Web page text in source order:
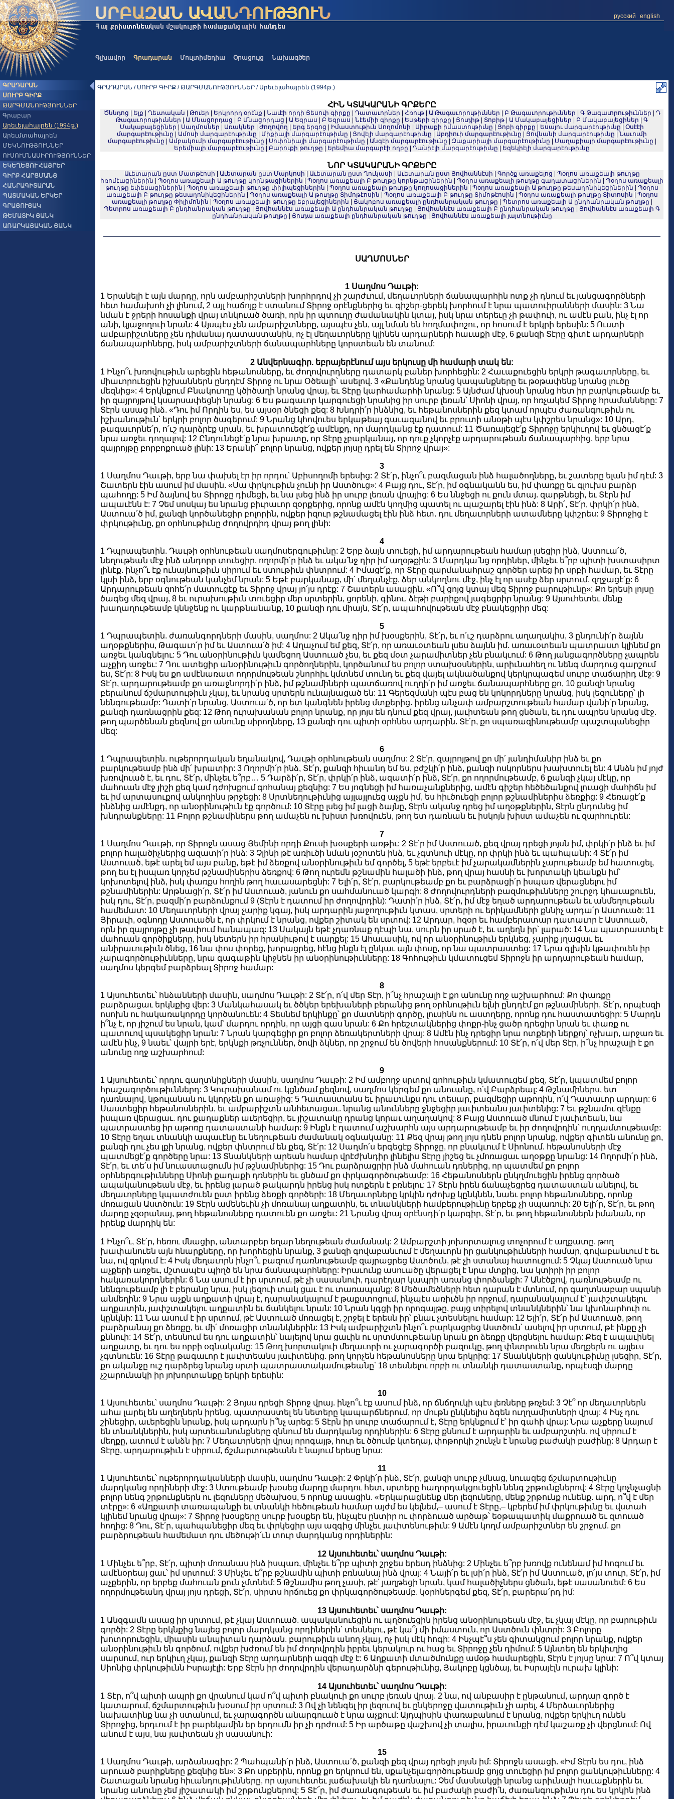
Գլխավոր Գրադարան Մուլտիմեդիա Օրացույց Նախագծեր
русский english
ԳՐԱԴԱՐԱՆ
ՍՈՒՐԲ ԳԻՐՔ
ԹԱՐԳՄԱՆՈՒԹՅՈՒՆՆԵՐ
Գրաբար
Արեւելահայրեն (1994թ.)
Արեւմտահայրեն
ՄԵԿՆՈՒԹՅՈՒՆՆԵՐ
ՈՒՍՈՒՄՆԱՍԻՐՈՒԹՅՈՒՆՆԵՐ
ԵԿԵՂԵՑՈՒ ՀԱՅՐԵՐ
ԳԻՐՔ ՀԱՐՑՄԱՆՑ
ՀԱՆՐԱԳԻՏԱՐԱՆ
ՊԱՏՄԱԿԱՆ ԵՐԿԵՐ
ԳՐԱՑՈՒՑԱԿ
ԹԵՄԱՏԻԿ ՑԱՆԿ
ԱՌԱՐԿԱՅԱԿԱՆ ՑԱՆԿ
ԳՐԱԴԱՐԱՆ / ՍՈՒՐԲ ԳԻՐՔ / ԹԱՐԳՄԱՆՈՒԹՅՈՒՆՆԵՐ / Արեւելահայրեն (1994թ.)
ՀԻՆ ԿՏԱԿԱՐԱՆԻ ԳՐՔԵՐԸ
Ծննդոց Ելք Ղեւտական Թուեր Երկրորդ օրէնք Նաւէի որդի Յեսուի գիրքը Դատաւորներ Հռութ| Ա Թագաւորութիւններ Բ Թագաւորութիւններ Գ Թագաւորութիւններ
Դ
Թագաւորութիւններ
Ա Մնացորդաց Բ Մնացորդաց Ա Եզրաս Բ Եզրաս Նէեմիի գիրքը Եսթերի գիրքը Յուդիթ Տոբիթ Ա Մակաբայեցիներ Բ Մակաբայեցիներ
Գ
Մակաբայեցիներ
Սաղմոսներ Առակներ Ժողովող Երգ երգոց Իմաստութիւն Սողոմոնի Սիրաքի իմաստութիւնը Յոբի գիրքը Եսայու մարգարէութիւնը
Օսէէի
մարգարէութիւնը
Ամոսի մարգարէութիւնը Միքիայի մարգարէութիւնը Յովէլի մարգարէութիւնը Աբդիուի մարգարէութիւնը Յովնանի մարգարէութիւնը
Նաւումի
մարգարէութիւնը
Ամբակումի մարգարէութիւնը Սոփոնիայի մարգարէութիւնը Անգէի մարգարէութիւնը Զաքարիայի մարգարէութիւնը Մաղաքիայի մարգարէութիւնը
Երեմիայի մարգարէութիւնը
Բարուքի թուղթը Երեմիա մարգարէի ողբը Դանիէլի մարգարէութիւնը Եզեկիէլի մարգարէութիւնը
ՆՈՐ ԿՏԱԿԱՐԱՆԻ ԳՐՔԵՐԸ
Աւետարան ըստ Մատթէոսի Աւետարան ըստ Մարկոսի Աւետարան ըստ Ղուկասի Աւետարան ըստ Յովհաննէսի Գործք առաքելոց
Պօղոս առաքեալի թուղթը
հռոմէացիներին
Պօղոս առաքեալի Ա թուղթը կորնթացիներին Պօղոս առաքեալի Բ թուղթը կորնթացիներին Պօղոս առաքեալի թուղթը գաղատացիներին
Պօղոս առաքեալի
թուղթը եփեսացիներին
Պօղոս առաքեալի թուղթը փիլիպեցիներին Պօղոս առաքեալի թուղթը կողոսացիներին Պօղոս առաքեալի Ա թուղթը թեսաղոնիկեցիներին
Պօղոս
առաքեալի Բ թուղթը թեսաղոնիկեցիներին
Պօղոս առաքեալի Ա թուղթը Տիմոթէոսին Պօղոս առաքեալի Բ թուղթը Տիմոթէոսին Պօղոս առաքեալի թուղթը Տիտոսին
Պօղոս
առաքեալի թուղթը Փիլիմոնին
Պօղոս առաքեալի թուղթը եբրայեցիներին Յակոբոս առաքեալի ընդհանրական թուղթը Պետրոս առաքեալի Ա ընդհանրական թուղթը
Պետրոս առաքեալի Բ ընդհանրական թուղթը
Յովհաննէս առաքեալի Ա ընդհանրական թուղթը Յովհաննէս առաքեալի Բ ընդհանրական թուղթը
Յովհաննէս առաքեալի Գ
ընդհանրական թուղթը
Յուդա առաքեալի ընդհանրական թուղթը Յովհաննէս առաքեալի յայտնութիւնը
ՍԱՂՄՈՍՆԵՐ
1 Սաղմոս Դաւթի:
1 Երանելի է այն մարդը, որն ամբարիշտների խորհրդով չի շարժւում, մեղաւորների ճանապարհին ոտք չի դնում եւ յանցագործների
հետ համախոհ չի լինում, 2 այլ հաճոյք է ստանում Տիրոջ օրէնքներից եւ գիշեր-ցերեկ խորհում է նրա պատուիրանների մասին: 3 Նա
նման է ջրերի հոսանքի վրայ տնկուած ծառի, որն իր պտուղը ժամանակին կտայ, իսկ նրա տերեւը չի թափուի, ու ամէն բան, ինչ էլ որ
անի, կյաջողուի նրան: 4 Այսպէս չեն ամբարիշտները, այսպէս չեն, այլ նման են հողմափոշու, որ հոսում է երկրի երեսին: 5 Ուստի
ամբարիշտները չեն դիմանայ դատաստանին, ոչ էլ մեղաւորները կլինեն արդարների հաւաքի մէջ, 6 քանզի Տէրը գիտէ արդարների
ճանապարհները, իսկ ամբարիշտների ճանապարհները կորստեան են տանում:
2 Անվերնագիր. եբրայերէնում այս երկուսը մի համարի տակ են:
1 Ինչո՞ւ խռովութիւն արեցին հեթանոսները, եւ ժողովուրդները դատարկ բաներ խորհեցին: 2 Հաւաքուեցին երկրի թագաւորները, եւ
միաւորուեցին իշխաններն ընդդէմ Տիրոջ ու նրա Օծեալի՝ ասելով. 3 «Քանդենք նրանց կապանքները եւ թօթափենք նրանց լուծը
մեզնից»: 4 Երկնքում Բնակուողը կծիծաղի նրանց վրայ, եւ Տէրը կարհամարհի նրանց: 5 Այնժամ կխօսի նրանց հետ իր բարկութեամբ եւ
իր զայրոյթով կսարսափեցնի նրանց: 6 Ես թագաւոր կարգուեցի նրանից իր սուրբ լեռան՝ Սիոնի վրայ, որ հռչակեմ Տիրոջ հրամանները: 7
Տէրն ասաց ինձ. «Դու իմ Որդին ես, ես այսօր ծնեցի քեզ: 8 Խնդրի՛ր ինձնից, եւ հեթանոսներին քեզ կտամ որպէս ժառանգութիւն ու
իշխանութիւն՝ երկրի բոլոր ծագերում: 9 Նրանց կհովուես երկաթեայ գաւազանով եւ բրուտի անօթի պէս կփշրես նրանց»: 10 Արդ,
թագաւորնե՛ր, ո՛ւշ դարձրէք սրան, եւ խրատուեցէ՛ք ամէնքդ, որ մարդկանց էք դատում: 11 Ծառայեցէ՛ք Տիրոջը երկիւղով եւ ցնծացէ՛ք
նրա առջեւ դողալով: 12 Ընդունեցէ՛ք նրա խրատը, որ Տէրը չբարկանայ, որ դուք չկորչէք արդարութեան ճանապարհից, երբ նրա
զայրոյթը բորբոքուած լինի: 13 Երանի՜ բոլոր նրանց, ովքեր յոյսը դրել են Տիրոջ վրայ»:
3
1 Սաղմոս Դաւթի, երբ նա փախել էր իր որդու՝ Աբիսողոմի երեսից: 2 Տէ՛ր, ինչո՞ւ բազմացան ինձ հալածողները, եւ շատերը ելան իմ դէմ: 3
Շատերն էին ասում իմ մասին. «Սա փրկութիւն չունի իր Աստծուց»: 4 Բայց դու, Տէ՛ր, իմ օգնականն ես, իմ փառքը եւ գլուխս բարձր
պահողը: 5 Իմ ձայնով ես Տիրոջը դիմեցի, եւ նա լսեց ինձ իր սուրբ լեռան վրայից: 6 Ես ննջեցի ու քուն մտայ. զարթնեցի, եւ Տէրն իմ
ապաւէնն է: 7 Չեմ սոսկայ ես նրանց բիւրաւոր զօրքերից, որոնք ամէն կողմից պատել ու պաշարել էին ինձ: 8 Արի՛, Տէ՛ր, փրկի՛ր ինձ,
Աստուա՛ծ իմ, քանզի կործանեցիր բոլորին, ովքեր իզուր թշնամացել էին ինձ հետ. դու մեղաւորների ատամները կփշրես: 9 Տիրոջից է
փրկութիւնը, քո օրհնութիւնը ժողովրդիդ վրայ թող լինի:
4
1 Դպրապետին. Դաւթի օրհնութեան սաղմոսերգութիւնը: 2 Երբ ձայն տուեցի, իմ արդարութեան համար լսեցիր ինձ, Աստուա՛ծ,
նեղութեան մէջ ինձ անդորր տուեցիր. ողորմի՛ր ինձ եւ ակա՛նջ դիր իմ աղօթքին: 3 Մարդկա՛նց որդիներ, մինչեւ ե՞րբ պիտի խստասիրտ
լինէք. ինչո՞ւ էք ունայնութիւն սիրում եւ ստութիւն փնտրում: 4 Իմացէ՛ք, որ Տէրը զարմանահրաշ գործեր արեց իր սրբի համար, եւ Տէրը
կլսի ինձ, երբ օգնութեան կանչեմ նրան: 5 Եթէ բարկանաք, մի՛ մեղանչէք, ձեր անկողնու մէջ, ինչ էլ որ ասէք ձեր սրտում, զղջացէ՛ք: 6
Արդարութեան զոհե՛ր մատուցէք եւ Տիրոջ վրայ յո՛յս դրէք: 7 Շատերն ասացին. «Ո՞վ ցոյց կտայ մեզ Տիրոջ բարութիւնը»: Քո երեսի լոյսը
ծագեց մեզ վրայ, 8 եւ ուրախութիւն տուեցիր մեր սրտերին, ցորենի, գինու, ձէթի բարիքով յագեցրիր նրանց: 9 Այսուհետեւ մենք
խաղաղութեամբ կննջենք ու կարթնանանք, 10 քանզի դու միայն, Տէ՛ր, ապահովութեան մէջ բնակեցրիր մեզ:
5
1 Դպրապետին. ժառանգորդների մասին, սաղմոս: 2 Ակա՛նջ դիր իմ խօսքերին, Տէ՛ր, եւ ո՛ւշ դարձրու աղաղակիս, 3 ընդունի՛ր ձայնն
աղօթքներիս, Թագաւո՛ր իմ եւ Աստուա՛ծ իմ: 4 Աղաչում եմ քեզ, Տէ՛ր, որ առաւօտեան լսես ձայնն իմ. առաւօտեան պատրաստ կլինեմ քո
առջեւ կանգնելու: 5 Դու անօրինութիւն կամեցող Աստուած չես, եւ քեզ մօտ չարամիտներ չեն բնակւում: 6 Թող յանցագործները չապրեն
աչքիդ առջեւ: 7 Դու ատեցիր անօրինութիւն գործողներին, կործանում ես բոլոր ստախօսներին, արիւնահեղ ու նենգ մարդուց գարշում
ես, Տէ՛ր: 8 Իսկ ես քո ամէնառատ ողորմութեան շնորհիւ կմտնեմ տունդ եւ քեզ վայել ակնածանքով կերկրպագեմ սուրբ տաճարիդ մէջ: 9
Տէ՛ր, արդարութեամբ քո առաջնորդի՛ր ինձ, իմ թշնամիների պատճառով ուղղի՛ր իմ առջեւ ճանապարհները քո, 10 քանզի նրանց
բերանում ճշմարտութիւն չկայ, եւ նրանց սրտերն ունայնացած են: 11 Գերեզմանի պէս բաց են կոկորդները նրանց, իսկ լեզուները՝ լի
նենգութեամբ: Դատի՛ր նրանց, Աստուա՛ծ, որ ետ կանգնեն իրենց մտքերից. իրենց անչափ ամբարշտութեան համար վանի՛ր նրանց,
քանզի դառնացրին քեզ: 12 Թող ուրախանան բոլոր նրանք, որ յոյս են դնում քեզ վրայ, յաւիտեան թող ցնծան, եւ դու ապրես նրանց մէջ.
թող պարծենան քեզնով քո անունը սիրողները, 13 քանզի դու պիտի օրհնես արդարին. Տէ՛ր, քո սպառազինութեամբ պաշտպանեցիր
մեզ:
6
1 Դպրապետին. ութերորդական եղանակով, Դաւթի օրհնութեան սաղմոս: 2 Տէ՛ր, զայրոյթով քո մի՛ յանդիմանիր ինձ եւ քո
բարկութեամբ ինձ մի՛ խրատիր: 3 Ողորմի՛ր ինձ, Տէ՛ր, քանզի հիւանդ եմ ես, բժշկի՛ր ինձ, քանզի ոսկորներս խախտուել են: 4 Անձն իմ յոյժ
խռովուած է, եւ դու, Տէ՛ր, մինչեւ ե՞րբ… 5 Դարձի՛ր, Տէ՛ր, փրկի՛ր ինձ, ազատի՛ր ինձ, Տէ՛ր, քո ողորմութեամբ, 6 քանզի չկայ մէկը, որ
մահուան մէջ յիշի քեզ կամ դժոխքում գոհանայ քեզնից: 7 Ես յոգնեցի իմ հառաչանքներից, ամէն գիշեր հեծեծանքով լուացի մահիճն իմ
եւ իմ արտասուքով անկողինս թրջեցի: 8 Սրտնեղութիւնից այլայլուեց աչքն իմ, ես հիւծուեցի բոլոր թշնամիներիս ձեռքից: 9 Հեռացէ՛ք
ինձնից ամէնքդ, որ անօրինութիւն էք գործում: 10 Տէրը լսեց իմ լացի ձայնը, Տէրն ականջ դրեց իմ աղօթքներին, Տէրն ընդունեց իմ
խնդրանքները: 11 Բոլոր թշնամիներս թող ամաչեն ու խիստ խռովուեն, թող ետ դառնան եւ իսկոյն խիստ ամաչեն ու զարհուրեն:
7
1 Սաղմոս Դաւթի, որ Տիրոջն ասաց Յեմինի որդի Քուսի խօսքերի առթիւ: 2 Տէ՛ր իմ Աստուած, քեզ վրայ դրեցի յոյսն իմ, փրկի՛ր ինձ եւ իմ
բոլոր հալածիչներից ազատի՛ր ինձ: 3 Չլինի թէ առիւծի նման յօշոտեն ինձ, եւ չգտնուի մէկը, որ փրկի ինձ եւ պահպանի: 4 Տէ՛ր իմ
Աստուած, եթէ արել եմ այս բանը, եթէ իմ ձեռքով անօրինութիւն եմ գործել, 5 եթէ երբեւէ իմ չարակամներին չարութեամբ եմ հատուցել,
թող ես էլ իսպառ կորչեմ թշնամիներիս ձեռքով: 6 Թող ուրեմն թշնամին հալածի ինձ, թող վրայ հասնի եւ խորտակի կեանքն իմ՝
կոխոտելով ինձ, իսկ փառքս հողին թող հաւասարեցնի: 7 Ելի՛ր, Տէ՛ր, բարկութեամբ քո եւ բարձրացի՛ր իսպառ վերացնելու իմ
թշնամիներին: Արթնացի՛ր, Տէ՛ր իմ Աստուած, յանուն քո սահմանուած կարգի: 8 Ժողովուրդների բազմութիւնները շուրջդ կհաւաքուեն,
իսկ դու, Տէ՛ր, բազմի՛ր բարձունքում 9 (Տէրն է դատում իր ժողովրդին): Դատի՛ր ինձ, Տէ՛ր, իմ մէջ եղած արդարութեան եւ անմեղութեան
համեմատ: 10 Մեղաւորների վրայ չարիք կգայ, իսկ արդարին յաջողութիւն կտաս, սրտերի ու երիկամների քննիչ արդա՛ր Աստուած: 11
Յիրաւի, օգնողը Աստուածն է, որ փրկում է նրանց, ովքեր շիտակ են սրտով: 12 Արդար, հզօր եւ համբերատար դատաւոր է Աստուած,
որն իր զայրոյթը չի թափում հանապազ: 13 Սակայն եթէ չդառնաք դէպի նա, սուրն իր սրած է, եւ աղեղն իր՝ լարած: 14 Նա պատրաստել է
մահուան գործիքները, իսկ նետերն իր հրանիւթով է սարքել: 15 Ահաւասիկ, ով որ անօրինութիւն երկնեց, չարիք յղացաւ եւ
անիրաւութիւն ծնեց, 16 նա փոս փորեց, խորացրեց, հէնց ինքն էլ ընկաւ այն փոսը, որ նա պատրաստեց: 17 Նրա գլխին կթափուեն իր
չարագործութիւնները, նրա գագաթին կիջնեն իր անօրինութիւնները: 18 Գոհութիւն կմատուցեմ Տիրոջն իր արդարութեան համար,
սաղմոս կերգեմ բարձրեալ Տիրոջ համար:
8
1 Այսուհետեւ՝ հնձանների մասին, սաղմոս Դաւթի: 2 Տէ՛ր, ո՛վ մեր Տէր, ի՜նչ հրաշալի է քո անունը ողջ աշխարհում: Քո փառքը
բարձրացաւ երկնքից վեր: 3 Մանկահասակ եւ ծծկեր երեխաների բերանից թող օրհնութիւն ելնի ընդդէմ քո թշնամիների, Տէ՛ր, որպէսզի
ոսոխն ու հակառակորդը կործանուեն: 4 Տեսնեմ երկինքը՝ քո մատների գործը, լուսինն ու աստղերը, որոնք դու հաստատեցիր: 5 Մարդն
ի՞նչ է, որ յիշում ես նրան, կամ՝ մարդու որդին, որ այցի գաս նրան: 6 Քո հրեշտակներից փոքր-ինչ ցածր դրեցիր նրան եւ փառք ու
պատուով պսակեցիր նրան: 7 Նրան կարգեցիր քո բոլոր ձեռակերտների վրայ: 8 Ամէն ինչ դրեցիր նրա ոտքերի ներքոյ՝ ոչխար, արջառ եւ
ամէն ինչ, 9 նաեւ՝ վայրի երէ, երկնքի թռչուններ, ծովի ձկներ, որ շրջում են ծովերի հոսանքներում: 10 Տէ՛ր, ո՛վ մեր Տէր, ի՜նչ հրաշալի է քո
անունը ողջ աշխարհում:
9
1 Այսուհետեւ՝ որդու գաղտնիքների մասին, սաղմոս Դաւթի: 2 Իմ ամբողջ սրտով գոհութիւն կմատուցեմ քեզ, Տէ՛ր, կպատմեմ բոլոր
հրաշագործութիւններդ: 3 Կուրախանամ ու կցնծամ քեզնով, սաղմոս կերգեմ քո անուանը, ո՛վ Բարձրեալ: 4 Թշնամիներս, ետ
դառնալով, կթուլանան ու կկորչեն քո առաջից: 5 Դատաստանս եւ իրաւունքս դու տեսար, բազմեցիր աթոռին, ո՛վ Դատաւոր արդար: 6
Սաստեցիր հեթանոսներին, եւ ամբարիշտն անհետացաւ. նրանց անունները ջնջեցիր յաւիտեանս յաւիտենից: 7 Եւ թշնամու զէնքը
իսպառ վերացաւ. դու քաղաքներ աւերեցիր, եւ յիշատակը դրանց կորաւ աղաղակով: 8 Բայց Աստուած մնում է յաւիտեան, նա
պատրաստեց իր աթոռը դատաստանի համար: 9 Ինքն է դատում աշխարհն այս արդարութեամբ եւ իր ժողովրդին՝ ուղղամտութեամբ:
10 Տէրը եղաւ տնանկի ապաւէնը եւ նեղութեան ժամանակ օգնականը: 11 Քեզ վրայ թող յոյս դնեն բոլոր նրանք, ովքեր գիտեն անունը քո,
քանզի դու չես լքի նրանց, ովքեր փնտրում են քեզ, Տէ՛ր: 12 Սաղմո՛ս երգեցէք Տիրոջը, որ բնակւում է Սիոնում. հեթանոսների մէջ
պատմեցէ՛ք գործերը նրա: 13 Տնանկների արեան համար վրէժխնդիր լինելիս Տէրը յիշեց եւ չմոռացաւ աղօթքը նրանց: 14 Ողորմի՛ր ինձ,
Տէ՛ր, եւ տե՛ս իմ նուաստացումն իմ թշնամիներից: 15 Դու բարձրացրիր ինձ մահուան դռներից, որ պատմեմ քո բոլոր
օրհներգութիւնները Սիոնի քաղաքի դռներին եւ ցնծամ քո փրկագործութեամբ: 16 Հեթանոսներն ընկղմուեցին իրենց գործած
ապականութեան մէջ, եւ իրենց լարած թակարդն իրենց իսկ ոտքերն է բռնելու: 17 Տէրն իրեն ճանաչեցրեց դատաստան անելով, եւ
մեղաւորները կպատժուեն ըստ իրենց ձեռքի գործերի: 18 Մեղաւորները կրկին դժոխք կընկնեն, նաեւ բոլոր հեթանոսները, որոնք
մոռացան Աստծուն: 19 Տէրն ամենեւին չի մոռանայ աղքատին, եւ տնանկների համբերութիւնը երբեք չի սպառուի: 20 Ելի՛ր, Տէ՛ր, եւ թող
մարդը չզօրանայ, թող հեթանոսները դատուեն քո առջեւ: 21 Նրանց վրայ օրէնսդի՛ր կարգիր, Տէ՛ր, եւ թող հեթանոսներն իմանան, որ
իրենք մարդիկ են:
1 Ինչո՞ւ, Տէ՛ր, հեռու մնացիր, անտարբեր եղար նեղութեան ժամանակ: 2 Ամբարշտի յոխորտալուց տոչորում է աղքատը. թող
խափանուեն այն հնարքները, որ խորհեցին նրանք, 3 քանզի գովաբանւում է մեղաւորն իր ցանկութիւնների համար, գովաբանւում է եւ
նա, ով զրկում է: 4 Իսկ մեղաւորն ինչո՞ւ բազում դառնութեամբ զայրացրեց Աստծուն, թէ չի ստանայ հատուցում: 5 Չկայ Աստուած նրա
աչքերի առջեւ, մշտապէս պիղծ են նրա ճանապարհները: Իրաւունք ասուածը վերացել է նրա մտքից, նա կտիրի իր բոլոր
հակառակորդներին: 6 Նա ասում է իր սրտում, թէ չի սասանուի, դարէդար կապրի առանց փորձանքի: 7 Անէծքով, դառնութեամբ ու
նենգութեամբ լի է բերանը նրա, իսկ լեզուի տակ ցաւ է ու տառապանք: 8 Մեծամեծների հետ դարան է մտնում, որ գաղտնաբար սպանի
անմեղին: 9 Նրա աչքն աղքատի վրայ է, դարանակալում է թաքստոցում, ինչպէս առիւծն իր որջում, դարանակալում է՝ յափշտակելու
աղքատին, յափշտակելու աղքատին եւ ճանկելու նրան: 10 Նրան կգցի իր որոգայթը, բայց տիրելով տնանկներին՝ նա կխոնարհուի ու
կընկնի: 11 Նա ասում է իր սրտում, թէ Աստուած մոռացել է, շրջել է երեսն իր՝ բնաւ չտեսնելու համար: 12 Ելի՛ր, Տէ՛ր իմ Աստուած, թող
բարձրանայ քո ձեռքը, եւ մի՛ մոռացիր տնանկներին: 13 Իսկ ամբարիշտն ինչո՞ւ բարկացրեց Աստծուն՝ ասելով իր սրտում, թէ ինքը չի
քննուի: 14 Տէ՛ր, տեսնում ես դու աղքատին՝ նայելով նրա ցաւին ու սրտմտութեանը նրան քո ձեռքը վերցնելու համար: Քեզ է ապաւինել
աղքատը, եւ դու ես որբի օգնականը: 15 Թող խորտակուի մեղաւորի ու չարագործի բազուկը, թող փնտրուեն նրա մեղքերն ու այլեւս
չգտնուեն: 16 Տէրը թագաւոր է յաւիտեանս յաւիտենից. թող կորչեն հեթանոսները նրա երկրից: 17 Տնանկների ցանկութիւնը լսեցիր, Տէ՛ր,
քո ականջը ուշ դարձրեց նրանց սրտի պատրաստակամութեանը՝ 18 տեսնելու որբի ու տնանկի դատաստանը, որպէսզի մարդը
չշարունակի իր յոխորտանքը երկրի երեսին:
10
1 Այսուհետեւ՝ սաղմոս Դաւթի: 2 Յոյսս դրեցի Տիրոջ վրայ. ինչո՞ւ էք ասում ինձ, որ ճնճղուկի պէս լեռները թռչեմ: 3 Չէ՞ որ մեղաւորներն
ահա լարել են աղեղներն իրենց, պատրաստել են նետերը կապարճներում, որ մութն ընկնելիս ձգեն ուղղամիտների վրայ: 4 Ինչ դու
շինեցիր, աւերեցին նրանք, իսկ արդարն ի՞նչ արեց: 5 Տէրն իր սուրբ տաճարում է, Տէրը երկնքում է՝ իր գահի վրայ: Նրա աչքերը նայում
են տնանկներին, իսկ արտեւանունքները զննում են մարդկանց որդիներին: 6 Տէրը քննում է արդարին եւ ամբարշտին. ով սիրում է
մեղքը, ատում է անձն իր: 7 Մեղաւորների վրայ որոգայթ, հուր եւ ծծումբ կտեղայ, փոթորկի շունչն է նրանց բաժակի բաժինը: 8 Արդար է
Տէրը, արդարութիւն է սիրում, ճշմարտութեանն է նայում երեսը նրա:
11
1 Այսուհետեւ՝ ութերորդականների մասին, սաղմոս Դաւթի: 2 Փրկի՛ր ինձ, Տէ՛ր, քանզի սուրբ չմնաց, նուազեց ճշմարտութիւնը
մարդկանց որդիների մէջ: 3 Ստութեամբ խօսեց մարդը մարդու հետ, սրտերը հաղորդակցուեցին նենգ շրթունքներով: 4 Տէրը կոչնչացնի
բոլոր նենգ շրթունքներն ու լեզուները մեծախօս, 5 որոնք ասացին. «Երկարացնենք մեր լեզուները, մենք շրթունք ունենք. արդ, ո՞վ է մեր
տէրը»: 6 «Աղքատի տառապանքի եւ տնանկի հեծութեան համար այժմ ես կելնեմ,– ասում է Տէրը,– կբերեմ իմ փրկութիւնը եւ վստահ
կլինեմ նրանց վրայ»: 7 Տիրոջ խօսքերը սուրբ խօսքեր են, ինչպէս ընտիր ու փորձուած արծաթ՝ եօթապատիկ մաքրուած եւ զտուած
հողից: 8 Դու, Տէ՛ր, պահպանեցիր մեզ եւ փրկեցիր այս ազգից մինչեւ յաւիտենութիւն: 9 Ամէն կողմ ամբարիշտներ են շրջում. քո
բարձրութեան համեմատ դու մեծութի՛ւն տուր մարդկանց որդիներին:
12 Այսուհետեւ՝ սաղմոս Դաւթի:
1 Մինչեւ ե՞րբ, Տէ՛ր, պիտի մոռանաս ինձ իսպառ, մինչեւ ե՞րբ պիտի շրջես երեսդ ինձնից: 2 Մինչեւ ե՞րբ խռովք ունենամ իմ հոգում եւ
ամէնօրեայ ցաւ՝ իմ սրտում: 3 Մինչեւ ե՞րբ թշնամին պիտի բռնանայ ինձ վրայ: 4 Նայի՛ր եւ լսի՛ր ինձ, Տէ՛ր իմ Աստուած, լո՛յս տուր, Տէ՛ր, իմ
աչքերին, որ երբեք մահուան քուն չմտնեմ: 5 Թշնամիս թող չասի, թէ՝ յաղթեցի նրան, կամ հալածիչներս ցնծան, եթէ սասանուեմ: 6 Ես
ողորմութեանդ վրայ յոյս դրեցի, Տէ՛ր, սիրտս հրճուեց քո փրկագործութեամբ. կօրհներգեմ քեզ, Տէ՛ր, բարերա՛րդ իմ:
13 Այսուհետեւ՝ սաղմոս Դաւթի:
1 Անզգամն ասաց իր սրտում, թէ չկայ Աստուած. ապականուեցին ու պղծուեցին իրենց անօրինութեան մէջ, եւ չկայ մէկը, որ բարութիւն
գործի: 2 Տէրը երկնքից նայեց բոլոր մարդկանց որդիներին՝ տեսնելու, թէ կա՞յ մի իմաստուն, որ Աստծուն փնտրի: 3 Բոլորը
խոտորուեցին, միասին անպիտան դարձան. բարութիւն անող չկայ, ոչ իսկ մէկ հոգի: 4 Ինչպէ՞ս չեն գիտակցում բոլոր նրանք, ովքեր
անօրինութիւն են գործում, ովքեր խժռում են իմ ժողովրդին իբրեւ կերակուր ու հաց եւ Տիրոջը չեն դիմում: 5 Այնտեղ են երկիւղից
սարսում, ուր երկիւղ չկայ, քանզի Տէրը արդարների ազգի մէջ է: 6 Աղքատի մտածմունքը ամօթ համարեցին, Տէրն է յոյսը նրա: 7 Ո՞վ կտայ
Սիոնից փրկութիւնն Իսրայէլի: Երբ Տէրն իր ժողովրդին վերադարձնի գերութիւնից, Յակոբը կցնծայ, եւ Իսրայէլն ուրախ կլինի:
14 Այսուհետեւ՝ սաղմոս Դաւթի:
1 Տէր, ո՞վ պիտի ապրի քո վրանում կամ ո՞վ պիտի բնակուի քո սուրբ լեռան վրայ. 2 նա, ով անբասիր է ընթանում, արդար գործ է
կատարում, ճշմարտութիւն խօսում իր սրտում: 3 Ով չի նենգել իր լեզուով եւ ընկերոջը վատութիւն չի արել, 4 Մերձաւորներից
նախատինք նա չի ստանում, եւ չարագործն անարգուած է նրա աչքում: Այդպիսին փառաբանում է նրանց, ովքեր երկիւղ ունեն
Տիրոջից, երդւում է իր բարեկամին եր երդումն իր չի դրժում: 5 Իր արծաթը վաշխով չի տալիս, իրաւունքի դէմ կաշառք չի վերցնում: Ով
անում է այս, նա յաւիտեան չի սասանուի:
15
1 Սաղմոս Դաւթի, արձանագիր: 2 Պահպանի՛ր ինձ, Աստուա՛ծ, քանզի քեզ վրայ դրեցի յոյսն իմ: Տիրոջն ասացի. «Իմ Տէրն ես դու, ինձ
արուած բարիքները քեզնից են»: 3 Քո սրբերին, որոնք քո երկրում են, սքանչելագործութեամբ ցոյց տուեցիր իմ բոլոր ցանկութիւնները: 4
Շատացան նրանց հիւանդութիւնները, որ այսուհետեւ յաճախակի են դառնալու: Չեմ մասնակցի նրանց արիւնալի հաւաքներին եւ
նրանց անունը չեմ յիշատակի իմ շրթունքներով: 5 Տէ՜ր, իմ ժառանգութեան եւ իմ բաժակի բաժի՛ն, ժառանգութիւնս դու ես կրկին ինձ